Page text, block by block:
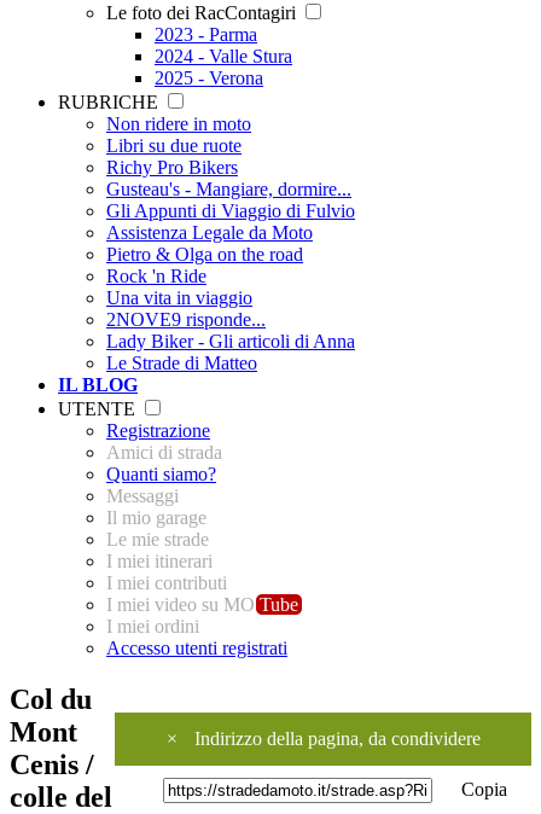
Le foto dei RacContagiri
2023 - Parma
2024 - Valle Stura
2025 - Verona
RUBRICHE
Non ridere in moto
Libri su due ruote
Richy Pro Bikers
Gusteau's - Mangiare, dormire...
Gli Appunti di Viaggio di Fulvio
Assistenza Legale da Moto
Pietro & Olga on the road
Rock 'n Ride
Una vita in viaggio
2NOVE9 risponde...
Lady Biker - Gli articoli di Anna
Le Strade di Matteo
IL BLOG
UTENTE
Registrazione
Amici di strada
Quanti siamo?
Messaggi
Il mio garage
Le mie strade
I miei itinerari
I miei contributi
I miei video su MO Tube
I miei ordini
Accesso utenti registrati
× Indirizzo della pagina, da condividere
Copia
Col du
Mont
Cenis /
colle del